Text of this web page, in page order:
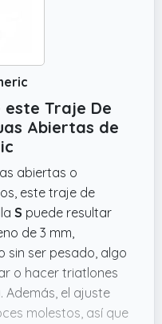
Traje De
Abiertas de
abiertas o
este traje de
S puede resultar
de 3 mm,
sin ser pesado, algo
o hacer triatlones
el ajuste
molestos, así que